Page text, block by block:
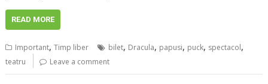
READ MORE
Important,Timp liber bilet, Dracula, papusi, puck, spectacol,
teatru Leave a comment